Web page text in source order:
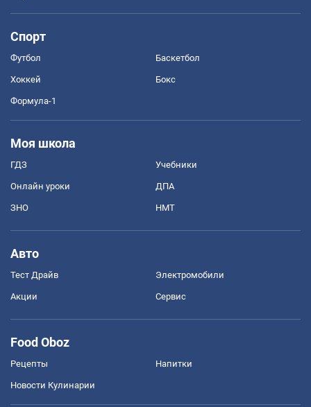
Спорт
Футбол Баскетбол
Хоккей Бокс
Формула-1
Моя школа
ГДЗ Учебники
Онлайн уроки ДПА
ЗНО НМТ
Авто
Тест Драйв Электромобили
Акции Сервис
Food Oboz
Рецепты Напитки
Новости Кулинарии